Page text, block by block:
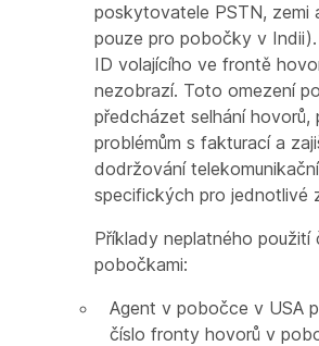
poskytovatele PSTN, zemi
pouze pro pobočky v Indii).
ID volajícího ve frontě
nezobrazí. Toto omezení
předcházet selhání hovorů,
problémům s fakturací a
dodržování
specifických pro jednotlivé
Příklady neplatného použití
pobočkami:
Agent v pobočce v USA
číslo fronty hovorů v